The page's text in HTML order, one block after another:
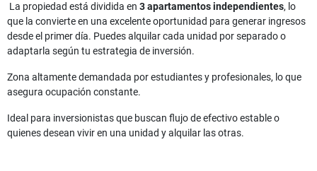
La propiedad está dividida en 3 apartamentos independientes, lo
que la convierte en una excelente oportunidad para generar ingresos
desde el primer día. Puedes alquilar cada unidad por separado o
adaptarla según tu estrategia de inversión.
Zona altamente demandada por estudiantes y profesionales, lo que
asegura ocupación constante.
Ideal para inversionistas que buscan flujo de efectivo estable o
quienes desean vivir en una unidad y alquilar las otras.